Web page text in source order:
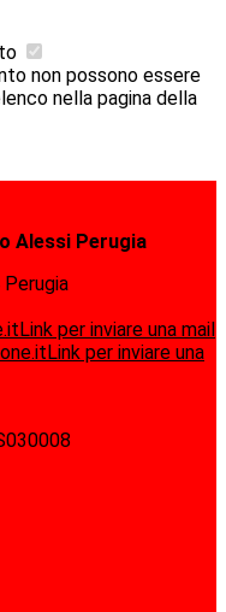
non possono essere
nella pagina della
Alessi Perugia
Link per inviare una mail
Link per inviare una